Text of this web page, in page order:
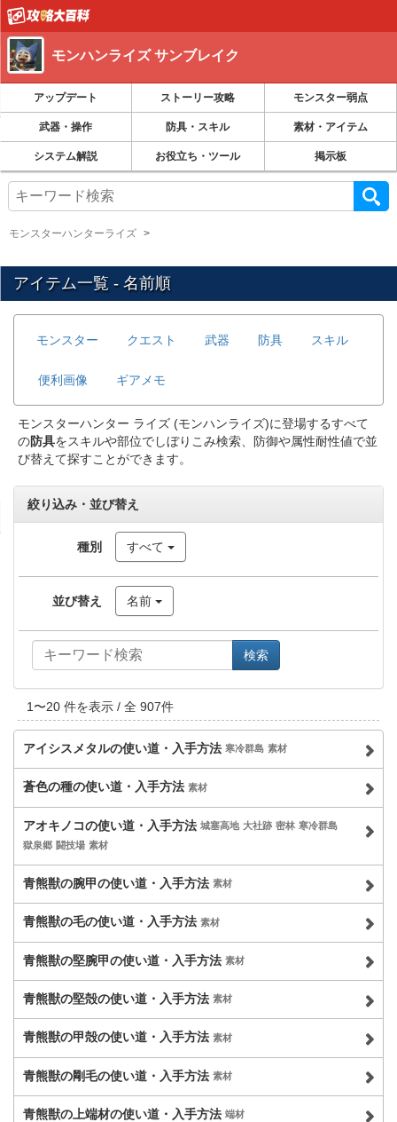
モンハンライズ サンブレイク
アップデート ストーリー攻略 モンスター弱点
武器・操作 防具・スキル 素材・アイテム
システム解説 お役立ち・ツール 掲示板
モンスターハンターライズ
アイテム一覧 - 名前順
モンスター クエスト 武器 防具 スキル
便利画像 ギアメモ
モンスターハンター ライズ (モンハンライズ)に登場するすべて
の防具をスキルや部位でしぼりこみ検索、防御や属性耐性値で並
び替えて探すことができます。
絞り込み・並び替え
種別 すべて
並び替え 名前
検索
1 〜20 件を表示 / 全 907件
アイシスメタルの使い道・入手方法 寒冷群島 素材
蒼色の種の使い道・入手方法 素材
アオキノコの使い道・入手方法 城塞高地 大社跡 密林 寒冷群島
獄泉郷 闘技場 素材
青熊獣の腕甲の使い道・入手方法 素材
青熊獣の毛の使い道・入手方法 素材
青熊獣の堅腕甲の使い道・入手方法 素材
青熊獣の堅殻の使い道・入手方法 素材
青熊獣の甲殻の使い道・入手方法 素材
青熊獣の剛毛の使い道・入手方法 素材
青熊獣の上端材の使い道・入手方法 端材